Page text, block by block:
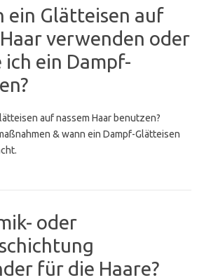
ein Glätteisen auf
verwenden oder
ich ein Dampf-
auf nassem Haar benutzen?
& wann ein Dampf-Glätteisen
oder
für die Haare?